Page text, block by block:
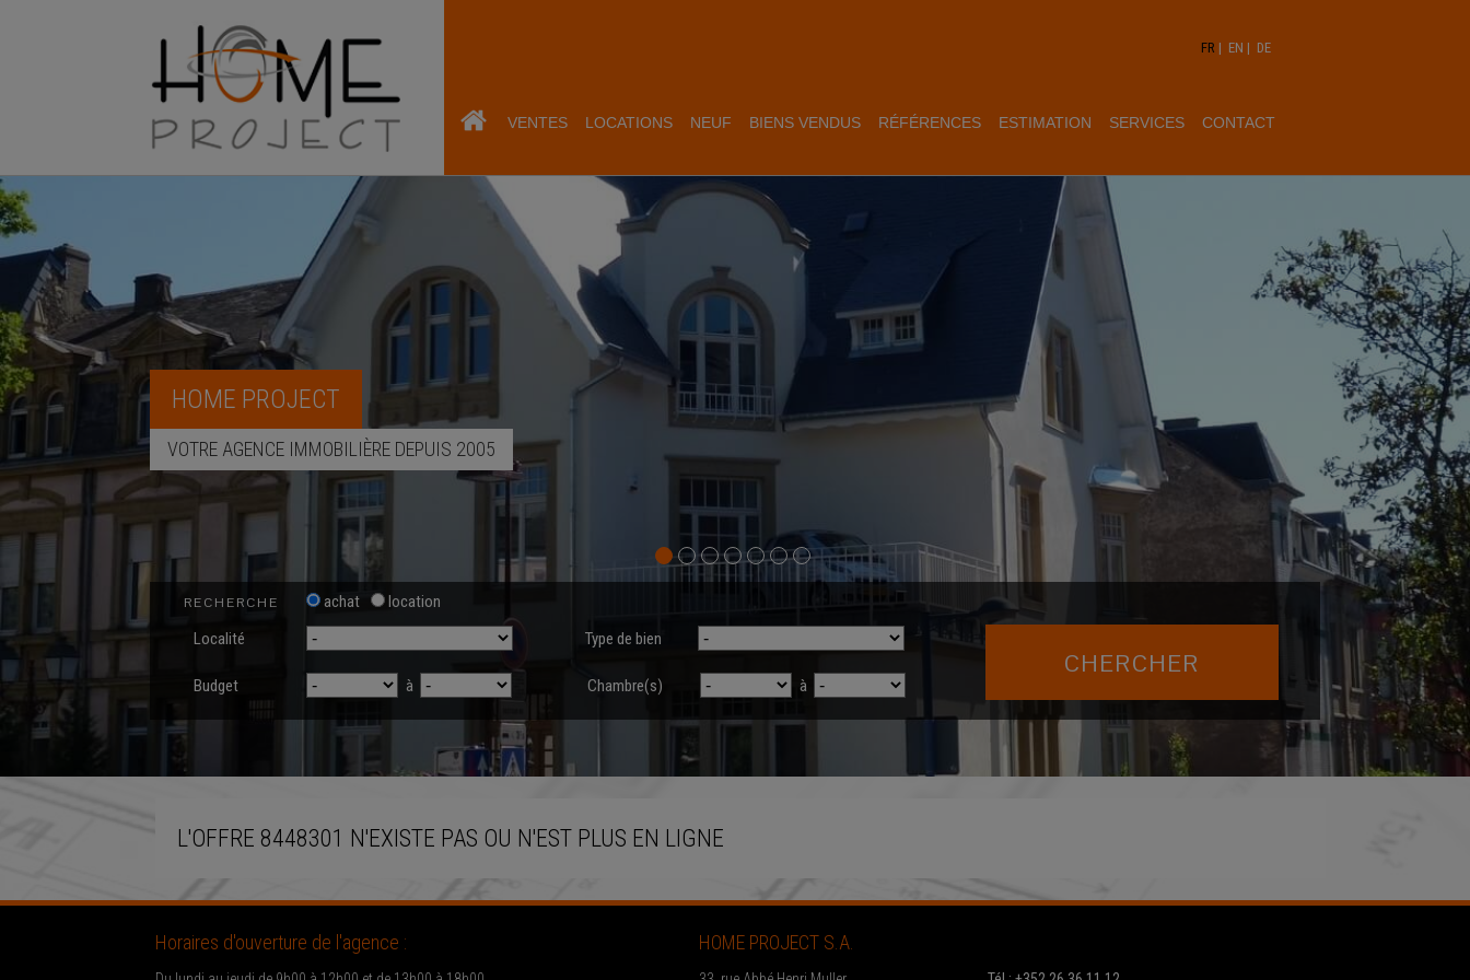
FR | EN | DE
VENTES LOCATIONS NEUF BIENS VENDUS RÉFÉRENCES ESTIMATION SERVICES CONTACT
HOME PROJECT
VOTRE AGENCE IMMOBILIÈRE DEPUIS 2005
RECHERCHE achat
location
Localité
Type de bien
Budget à Chambre(s) à
L'OFFRE 8448301 N'EXISTE PAS OU N'EST PLUS EN LIGNE
Horaires d'ouverture de l'agence : HOME PROJECT S.A.